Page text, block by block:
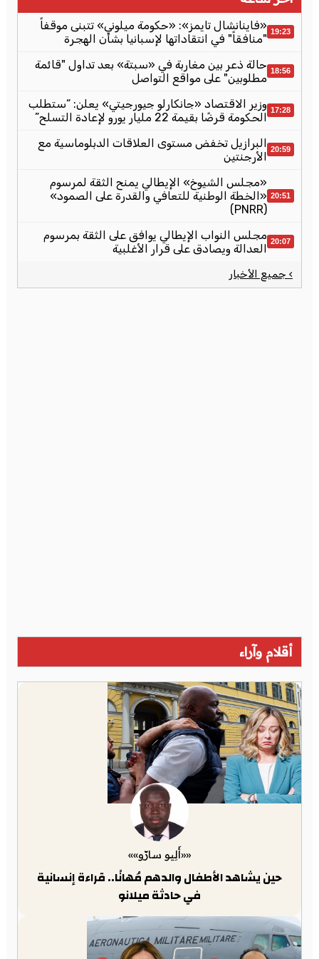
19:23 «فاينانشال تايمز»: «حكومة ميلوني» تتبنى موقفاً
"منافقاً" في انتقاداتها لإسبانيا بشأن الهجرة
18:56 حالة ذعر بين مغاربة في «سبتة» بعد تداول "قائمة
مطلوبين" على مواقع التواصل
17:28 وزير الاقتصاد «جانكارلو جيورجيتي» يعلن: “ستطلب
الحكومة قرضًا بقيمة 22 مليار يورو لإعادة التسلح”
20:59 البرازيل تخفض مستوى العلاقات الدبلوماسية مع
الأرجنتين
20:51
«مجلس الشيوخ» الإيطالي يمنح الثقة لمرسوم
«الخطة الوطنية للتعافي والقدرة على الصمود»
(PNRR)
20:07 مجلس النواب الإيطالي يوافق على الثقة بمرسوم
العدالة ويصادق على قرار الأغلبية
› جميع الأخبار
أقلام وآراء
««أَلِيو سارّو»»
حين يشاهد الأطفال والدهم مُهانًا.. قراءة إنسانية
في حادثة ميلانو